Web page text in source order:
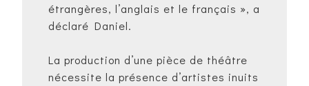
étrangères, l’anglais et le français », a
déclaré Daniel.
La production d’une pièce de théâtre
nécessite la présence d’artistes inuits